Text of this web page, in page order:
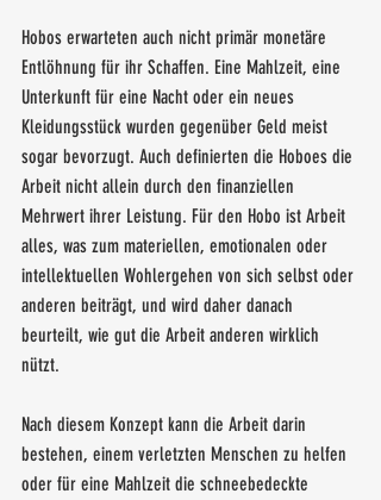
Hobos erwarteten auch nicht primär monetäre
Entlöhnung für ihr Schaffen. Eine Mahlzeit, eine
Unterkunft für eine Nacht oder ein neues
Kleidungsstück wurden gegenüber Geld meist
sogar bevorzugt. Auch definierten die Hoboes die
Arbeit nicht allein durch den finanziellen
Mehrwert ihrer Leistung. Für den Hobo ist Arbeit
alles, was zum materiellen, emotionalen oder
intellektuellen Wohlergehen von sich selbst oder
anderen beiträgt, und wird daher danach
beurteilt, wie gut die Arbeit anderen wirklich
nützt.
Nach diesem Konzept kann die Arbeit darin
bestehen, einem verletzten Menschen zu helfen
oder für eine Mahlzeit die schneebedeckte